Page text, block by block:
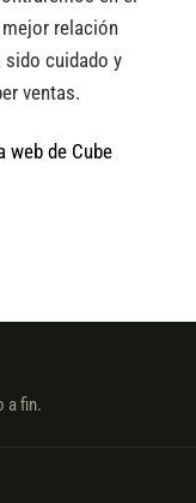
relación
sido cuidado y
ventas.
web de Cube
a fin.